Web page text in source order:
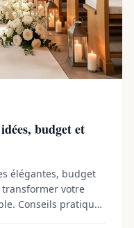
budget et
élégantes, budget
votre
Conseils pratiques